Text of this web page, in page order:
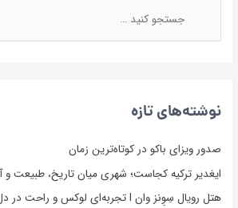
نوشته‌های تازه
صدور ویزای باکو در کوتاه‌ترین زمان
ایغدیر ترکیه کجاست؛ شهری میان تاریخ، طبیعت و
هتل رویال سِوِنز وان l تجربه‌ای لوکس و راحت در دل شهر وان